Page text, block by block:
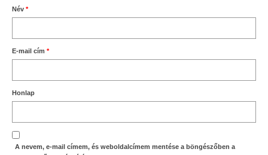
Név *
E-mail cím *
Honlap
A nevem, e-mail címem, és weboldalcímem mentése a böngészőben a